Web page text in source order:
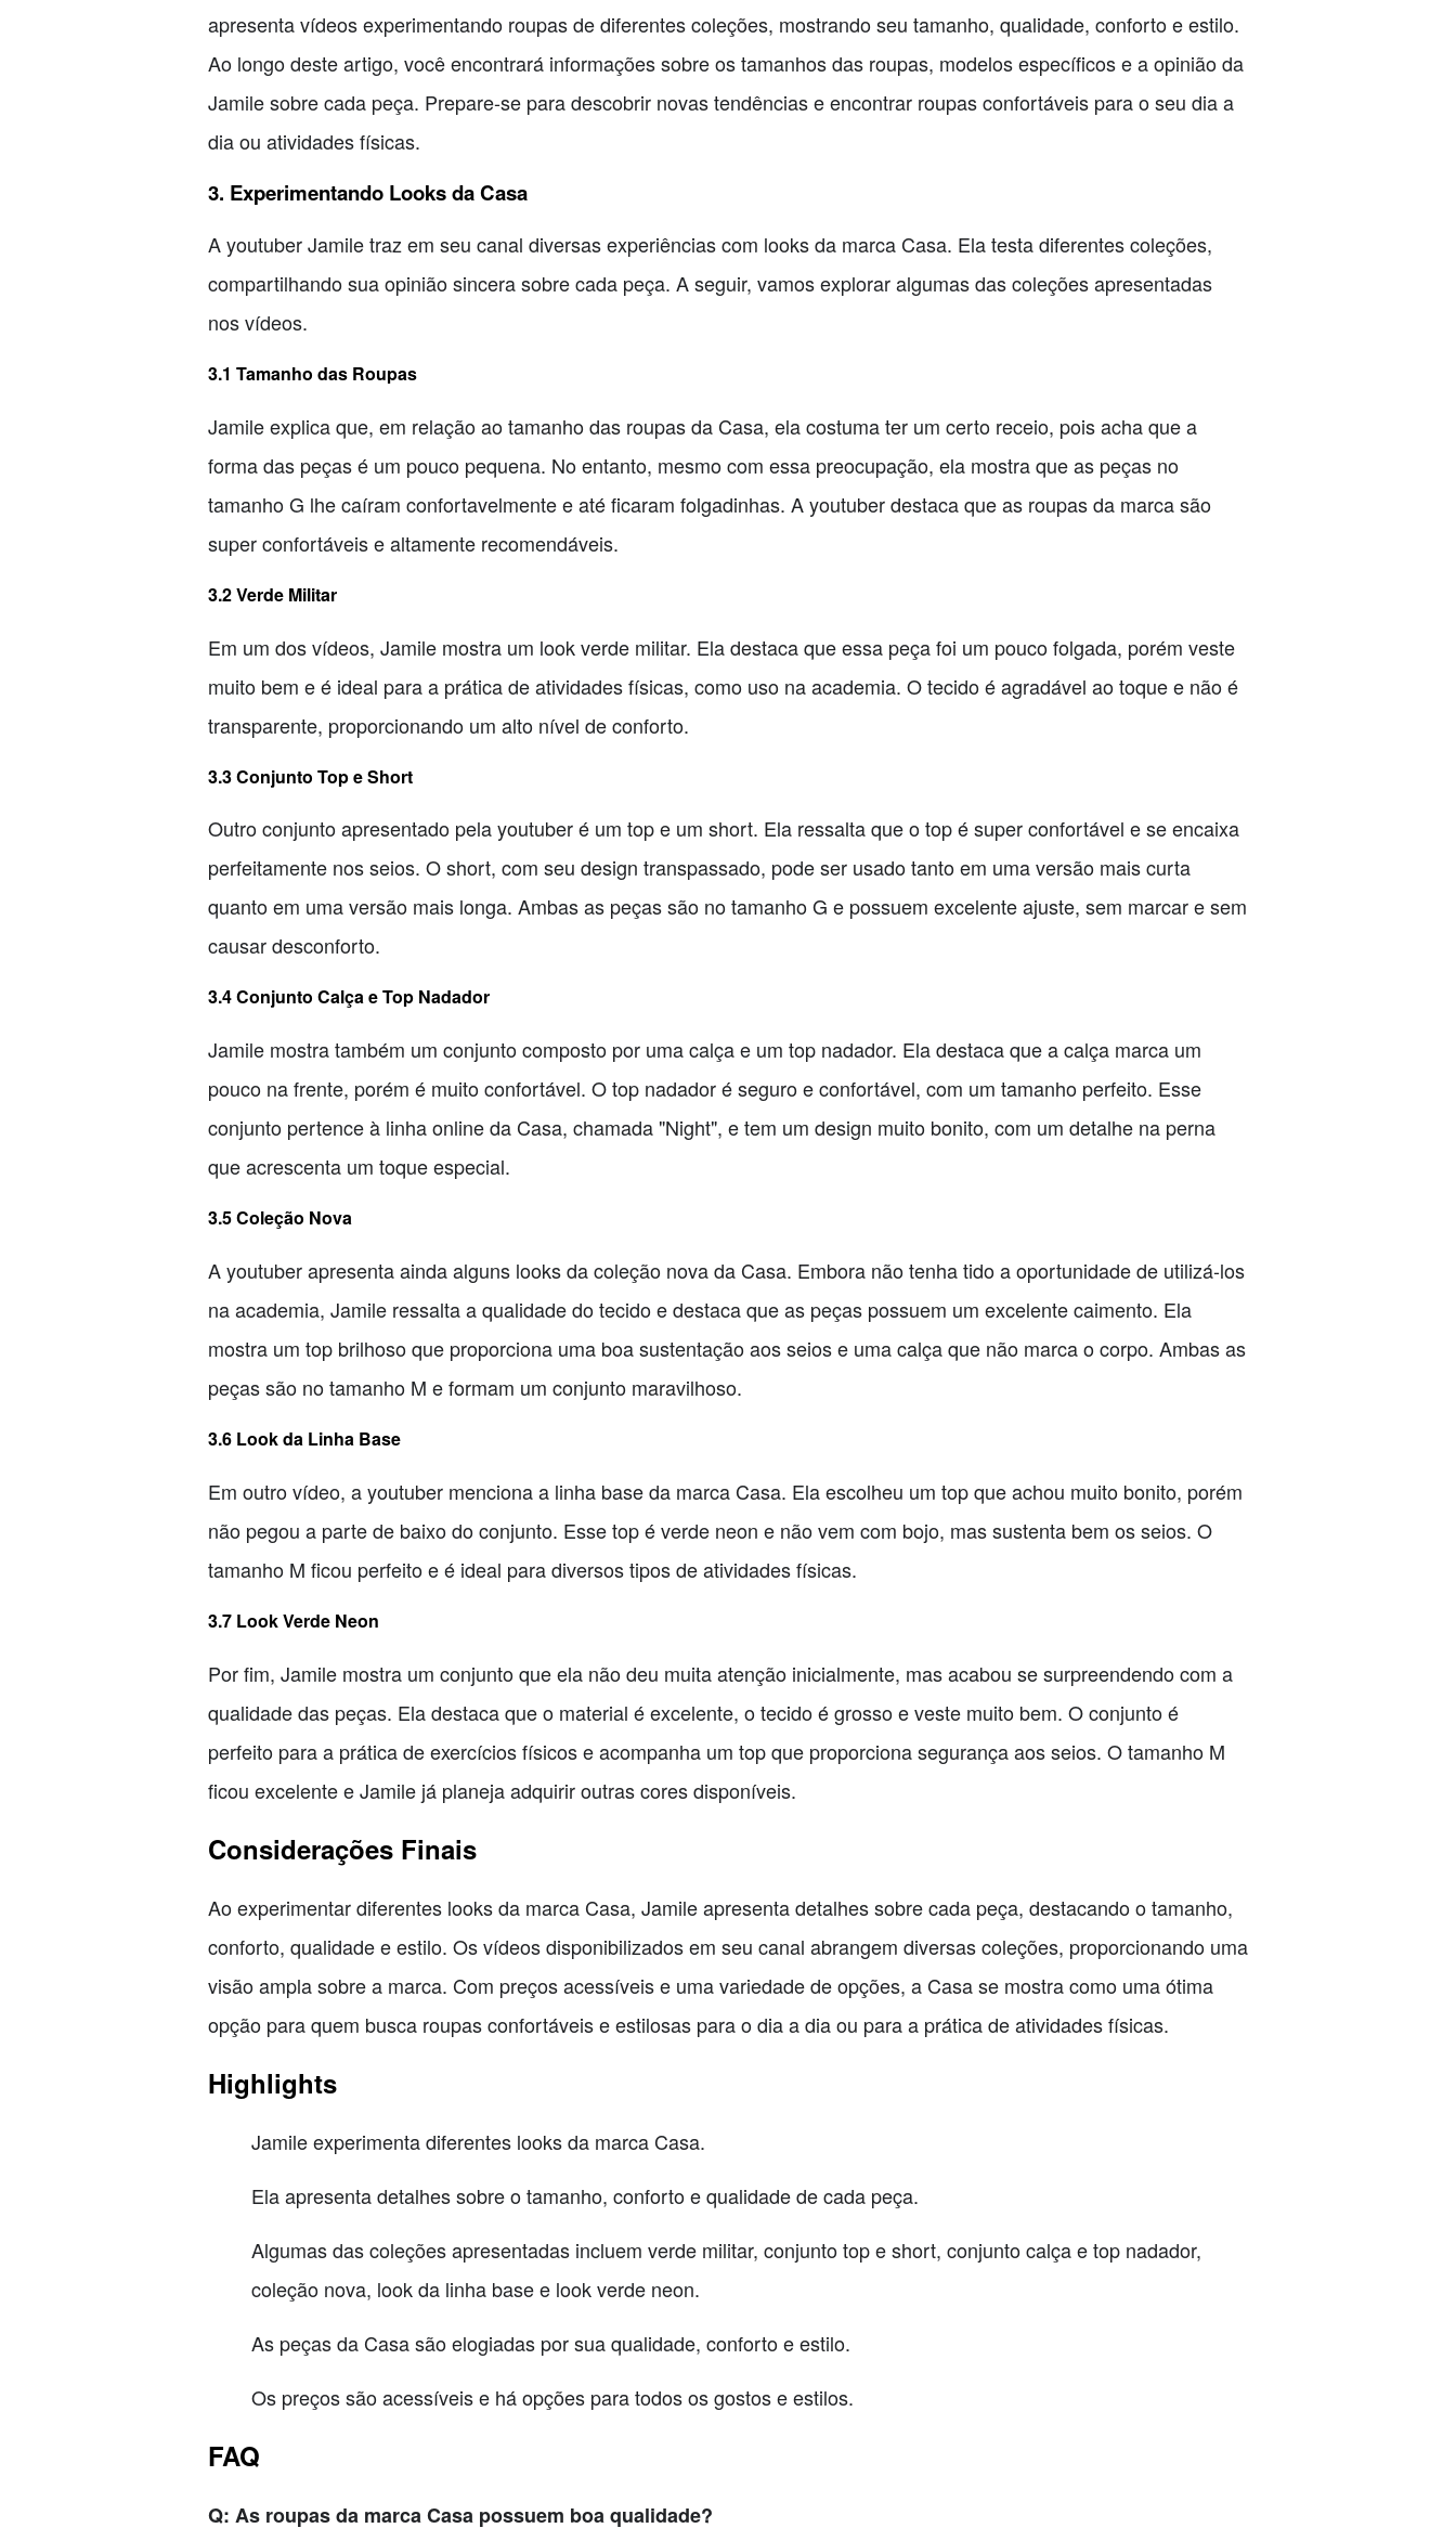
apresenta vídeos experimentando roupas de diferentes coleções, mostrando seu tamanho, qualidade, conforto e estilo.
Ao longo deste artigo, você encontrará informações sobre os tamanhos das roupas, modelos específicos e a opinião da
Jamile sobre cada peça. Prepare-se para descobrir novas tendências e encontrar roupas confortáveis para o seu dia a
dia ou atividades físicas.
3. Experimentando Looks da Casa
A youtuber Jamile traz em seu canal diversas experiências com looks da marca Casa. Ela testa diferentes coleções,
compartilhando sua opinião sincera sobre cada peça. A seguir, vamos explorar algumas das coleções apresentadas
nos vídeos.
3.1 Tamanho das Roupas
Jamile explica que, em relação ao tamanho das roupas da Casa, ela costuma ter um certo receio, pois acha que a
forma das peças é um pouco pequena. No entanto, mesmo com essa preocupação, ela mostra que as peças no
tamanho G lhe caíram confortavelmente e até ficaram folgadinhas. A youtuber destaca que as roupas da marca são
super confortáveis e altamente recomendáveis.
3.2 Verde Militar
Em um dos vídeos, Jamile mostra um look verde militar. Ela destaca que essa peça foi um pouco folgada, porém veste
muito bem e é ideal para a prática de atividades físicas, como uso na academia. O tecido é agradável ao toque e não é
transparente, proporcionando um alto nível de conforto.
3.3 Conjunto Top e Short
Outro conjunto apresentado pela youtuber é um top e um short. Ela ressalta que o top é super confortável e se encaixa
perfeitamente nos seios. O short, com seu design transpassado, pode ser usado tanto em uma versão mais curta
quanto em uma versão mais longa. Ambas as peças são no tamanho G e possuem excelente ajuste, sem marcar e sem
causar desconforto.
3.4 Conjunto Calça e Top Nadador
Jamile mostra também um conjunto composto por uma calça e um top nadador. Ela destaca que a calça marca um
pouco na frente, porém é muito confortável. O top nadador é seguro e confortável, com um tamanho perfeito. Esse
conjunto pertence à linha online da Casa, chamada "Night", e tem um design muito bonito, com um detalhe na perna
que acrescenta um toque especial.
3.5 Coleção Nova
A youtuber apresenta ainda alguns looks da coleção nova da Casa. Embora não tenha tido a oportunidade de utilizá-los
na academia, Jamile ressalta a qualidade do tecido e destaca que as peças possuem um excelente caimento. Ela
mostra um top brilhoso que proporciona uma boa sustentação aos seios e uma calça que não marca o corpo. Ambas as
peças são no tamanho M e formam um conjunto maravilhoso.
3.6 Look da Linha Base
Em outro vídeo, a youtuber menciona a linha base da marca Casa. Ela escolheu um top que achou muito bonito, porém
não pegou a parte de baixo do conjunto. Esse top é verde neon e não vem com bojo, mas sustenta bem os seios. O
tamanho M ficou perfeito e é ideal para diversos tipos de atividades físicas.
3.7 Look Verde Neon
Por fim, Jamile mostra um conjunto que ela não deu muita atenção inicialmente, mas acabou se surpreendendo com a
qualidade das peças. Ela destaca que o material é excelente, o tecido é grosso e veste muito bem. O conjunto é
perfeito para a prática de exercícios físicos e acompanha um top que proporciona segurança aos seios. O tamanho M
ficou excelente e Jamile já planeja adquirir outras cores disponíveis.
Considerações Finais
Ao experimentar diferentes looks da marca Casa, Jamile apresenta detalhes sobre cada peça, destacando o tamanho,
conforto, qualidade e estilo. Os vídeos disponibilizados em seu canal abrangem diversas coleções, proporcionando uma
visão ampla sobre a marca. Com preços acessíveis e uma variedade de opções, a Casa se mostra como uma ótima
opção para quem busca roupas confortáveis e estilosas para o dia a dia ou para a prática de atividades físicas.
Highlights
Jamile experimenta diferentes looks da marca Casa.
Ela apresenta detalhes sobre o tamanho, conforto e qualidade de cada peça.
Algumas das coleções apresentadas incluem verde militar, conjunto top e short, conjunto calça e top nadador,
coleção nova, look da linha base e look verde neon.
As peças da Casa são elogiadas por sua qualidade, conforto e estilo.
Os preços são acessíveis e há opções para todos os gostos e estilos.
FAQ
Q: As roupas da marca Casa possuem boa qualidade?